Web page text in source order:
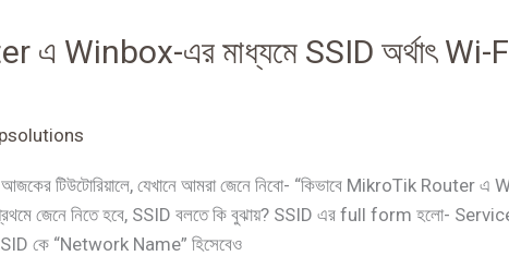
এ Winbox-এর মাধ্যমে SSID অর্থাৎ
টিউটোরিয়ালে, যেখানে আমরা জেনে নিবো- “কিভাবে MikroTik Router এ
জেনে নিতে হবে, SSID বলতে কি বুঝায়? SSID এর full form হলো-
কে “Network Name” হিসেবেও